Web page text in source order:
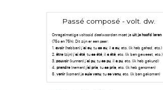
Passé composé - volt. dw.
Onregelmatige voltooid deelwoorden moet je uit je hoofd leren
(75c en 75h). Dit zijn er een paar:
1. avoir (hebben) j’ai eu, tu as eu, il a eu, etc. (ik heb gehad, etc.)
2. être(zijn) j’ai été, tu as été, il a été, etc. (ik ben geweest, etc.)
3. pouvoir (kunnen) j’ai pu, tu as pu, il a pu, etc. (ik heb gekund)
4. prendre(nemen) j’ai pris, tu as pris, etc. (ik heb genomen)
5. venir (komen) je suis venu, tu es venu, etc. (ik ben gekomen)